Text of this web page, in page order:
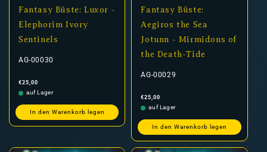
Fantasy Büste: Luxor -
Elephorim Ivory
Sentinels
AG-00030
Normaler
Preis
€25,00
auf Lager
In den Warenkorb legen
Fantasy Büste:
Aegiros the Sea
Jotunn - Mirmidons of
the Death-Tide
AG-00029
Normaler
Preis
€25,00
auf Lager
In den Warenkorb legen